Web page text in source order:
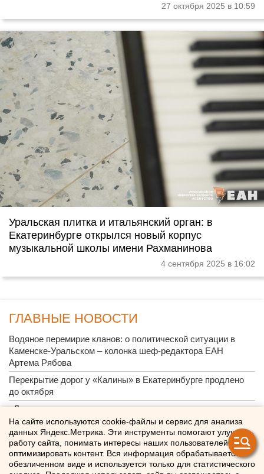
27 октября 2025 в 10:59
Уральская плитка и итальянский орган: в
Екатеринбурге открылся новый корпус
музыкальной школы имени Рахманинова
4 сентября 2025 в 16:02
ГЛАВНЫЕ НОВОСТИ
Водяное перемирие кланов: о политической ситуации в
Каменске-Уральском – колонка шеф-редактора ЕАН
Артема Рябова
Перекрытие дорог у «Калины» в Екатеринбурге продлено
до октября
«Люди скорее останутся дома»: свердловские политологи -
о явке на выборах в Госдуму
Почему украинские БПЛА атакуют УрФО по утрам
«Основа уюта сотен тысяч домов»: на екатеринбургском
Заводе керамических изделий наградили лучших
На сайте используются cookie-файлы и сервис для анализа
данных Яндекс.Метрика. Эти инструменты помогают улучшать
работу сайта, понимать интересы наших пользователей и
оптимизировать контент. Вся информация обрабатывается в
обезличенном виде и используется только для статистического